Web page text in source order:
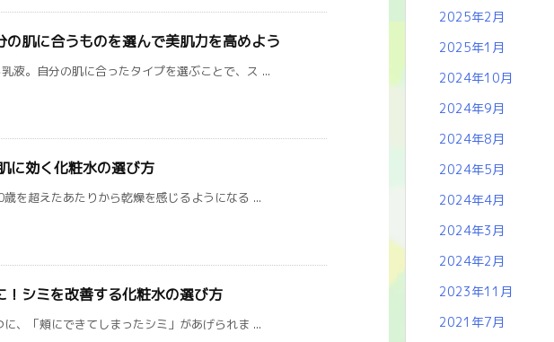
肌に合うものを選んで美肌力を高めよう
液。自分の肌に合ったタイプを選ぶことで、ス ...
に効く化粧水の選び方
を超えたあたりから乾燥を感じるようになる ...
シミを改善する化粧水の選び方
、「頬にできてしまったシミ」があげられま ...
2025年2月
2025年1月
2024年10月
2024年9月
2024年8月
2024年5月
2024年4月
2024年3月
2024年2月
2023年11月
2021年7月